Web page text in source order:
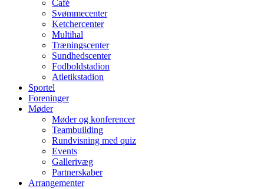
Café
Svømmecenter
Ketchercenter
Multihal
Træningscenter
Sundhedscenter
Fodboldstadion
Atletikstadion
Sportel
Foreninger
Møder
Møder og konferencer
Teambuilding
Rundvisning med quiz
Events
Gallerivæg
Partnerskaber
Arrangementer